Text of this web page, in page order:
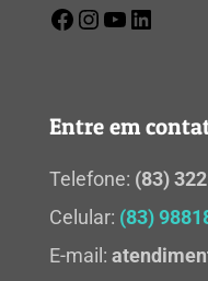
Entre em
Telefone: (83)
Celular: (83)
E-mail: